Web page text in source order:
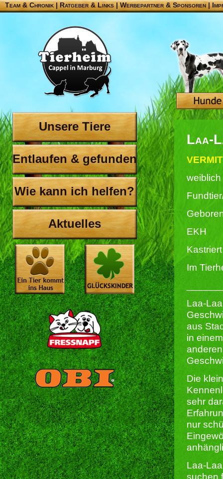
Team & Chronik |Ratgeber & Links|Werbepartner & Sponsoren|
Unsere Tiere
Entlaufen & gefunden
Wie kann ich helfen?
Aktuelles
Laa-
weiblich
EKH
Im
Laa-
aus
in
Die
sehr
nur
Laa-
suchen